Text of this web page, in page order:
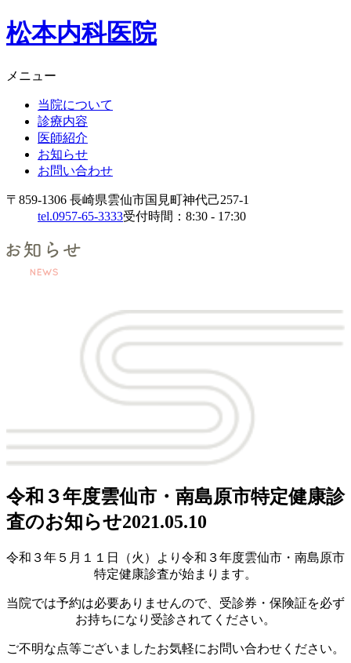
松本内科医院
メニュー
当院について
診療内容
医師紹介
お知らせ
お問い合わせ
〒859-1306 長崎県雲仙市国見町神代己257-1
tel.0957-65-3333受付時間：8:30 - 17:30
令和３年度雲仙市・南島原市特定健康診
査のお知らせ2021.05.10
令和３年５月１１日（火）より令和３年度雲仙市・南島原市
特定健康診査が始まります。
当院では予約は必要ありませんので、受診券・保険証を必ず
お持ちになり受診されてください。
ご不明な点等ございましたお気軽にお問い合わせください。